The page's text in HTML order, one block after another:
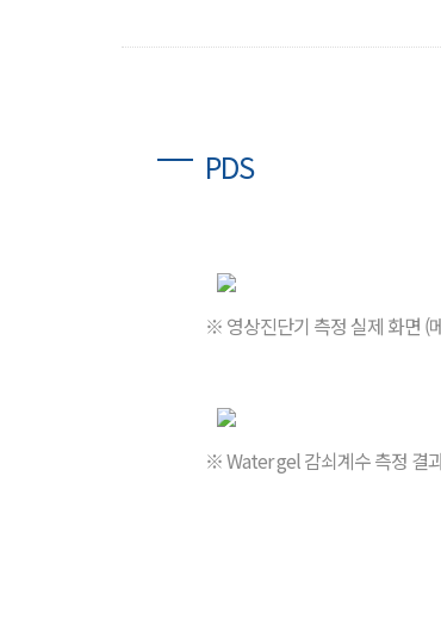
PDS
※ 영상진단기 측정 실제 화면 (
※ Water gel 감쇠계수 측정 결